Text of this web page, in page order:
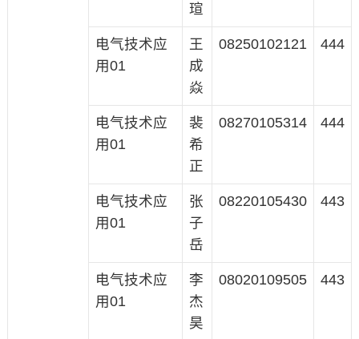
瑄
电气技术应
用01
王
成
焱
08250102121 444
电气技术应
用01
裴
希
正
08270105314 444
电气技术应
用01
张
子
岳
08220105430 443
电气技术应
用01
李
杰
昊
08020109505 443